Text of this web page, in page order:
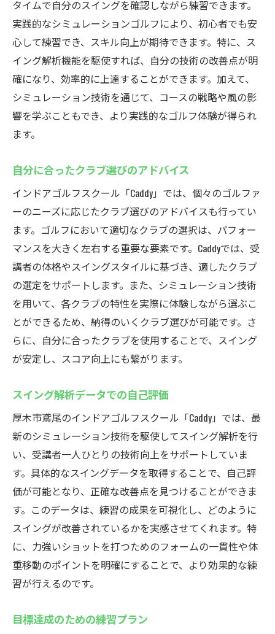
個別カウンセリングで目標設定
各レベルに適した練習メニュー
個々の進捗に応じたフィードバック
厚木市鳶尾のインドアゴルフスクールCaddyで安
全に楽しむゴルフ
安心して利用できるセーフティシステム
各種事故防止対策とその実施
インストラクターによる安全指導
安心して練習に集中できる環境
厚木市鳶尾のインドアゴルフスクールCaddyで実
際のコースに近い練習
リアルコースを再現したシミュレーション
多様なコース選択での練習
実践力を高めるコース攻略法
実際のプレーに直結する練習内容
コース攻略に必要なスキルの習得
厚木市鳶尾のインドアゴルフスクールCaddyで忙
しい現代人にも最適な環境
仕事帰りにも通える柔軟な営業時間
時間を有効活用できる時短レッスン
ライフスタイルに合わせた練習プラン
予約システムでの効率的な利用
短時間でも効果的なスキルアップ
忙しい日常にフィットするゴルフ環境
タイムで自分のスイングを確認しながら練習できます。
実践的なシミュレーションゴルフにより、初心者でも安
心して練習でき、スキル向上が期待できます。特に、ス
イング解析機能を駆使すれば、自分の技術の改善点が明
確になり、効率的に上達することができます。加えて、
シミュレーション技術を通じて、コースの戦略や風の影
響を学ぶこともでき、より実践的なゴルフ体験が得られ
ます。
自分に合ったクラブ選びのアドバイス
インドアゴルフスクール「Caddy」では、個々のゴルファ
ーのニーズに応じたクラブ選びのアドバイスも行ってい
ます。ゴルフにおいて適切なクラブの選択は、パフォー
マンスを大きく左右する重要な要素です。Caddyでは、受
講者の体格やスイングスタイルに基づき、適したクラブ
の選定をサポートします。また、シミュレーション技術
を用いて、各クラブの特性を実際に体験しながら選ぶこ
とができるため、納得のいくクラブ選びが可能です。さ
らに、自分に合ったクラブを使用することで、スイング
が安定し、スコア向上にも繋がります。
スイング解析データでの自己評価
厚木市鳶尾のインドアゴルフスクール「Caddy」では、最
新のシミュレーション技術を駆使してスイング解析を行
い、受講者一人ひとりの技術向上をサポートしていま
す。具体的なスイングデータを取得することで、自己評
価が可能となり、正確な改善点を見つけることができま
す。このデータは、練習の成果を可視化し、どのように
スイングが改善されているかを実感させてくれます。特
に、力強いショットを打つためのフォームの一貫性や体
重移動のポイントを明確にすることで、より効果的な練
習が行えるのです。
目標達成のための練習プラン